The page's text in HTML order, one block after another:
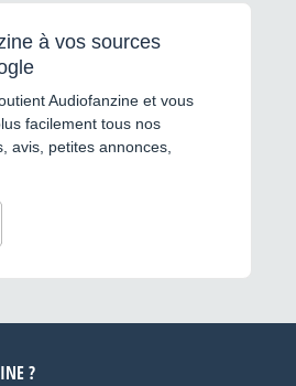
à vos sources
Audiofanzine et vous
facilement tous nos
avis, petites annonces,
?